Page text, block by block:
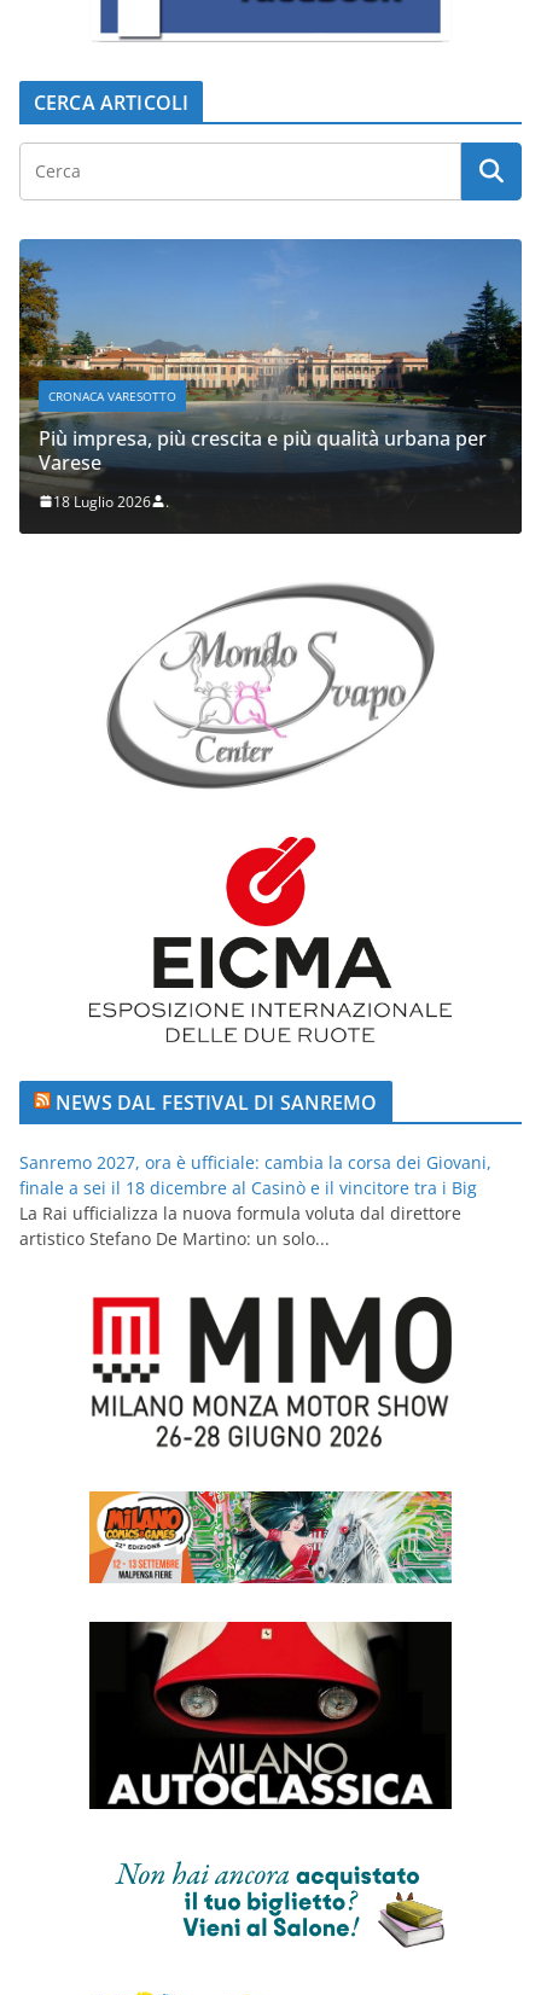
CERCA ARTICOLI
CRONACA VARESOTTO
Più impresa, più crescita e più qualità urbana per
Varese
18 Luglio 2026 .
NEWS DAL FESTIVAL DI SANREMO
Sanremo 2027, ora è ufficiale: cambia la corsa dei Giovani,
finale a sei il 18 dicembre al Casinò e il vincitore tra i Big
La Rai ufficializza la nuova formula voluta dal direttore
artistico Stefano De Martino: un solo...